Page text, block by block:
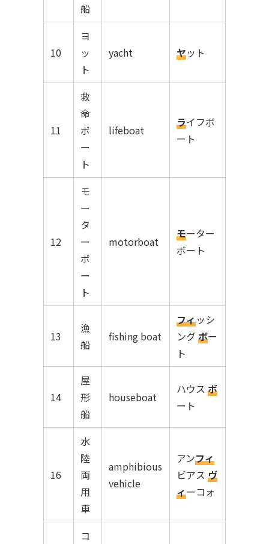
船
10
ヨ
ッ
ト
yacht ヤット
11
救
命
ボ
ー
ト
lifeboat
ライフボ
ート
12
モ
ー
タ
ー
ボ
ー
ト
motorboat
モーター
ボート
13
漁
船
fishing boat
フィッシ
ングボー
ト
14
屋
形
船
houseboat
ハウスボ
ート
16
水
陸
両
用
車
amphibious
vehicle
アンフィ
ビアスヴ
ィーコォ
コ